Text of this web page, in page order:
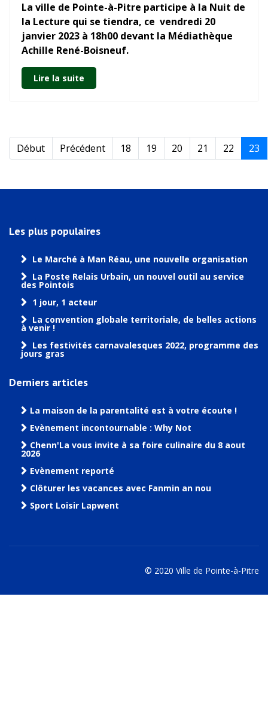
La ville de Pointe-à-Pitre participe à la Nuit de
la Lecture qui se tiendra, ce vendredi 20
janvier 2023 à 18h00 devant la Médiathèque
Achille René-Boisneuf.
Lire la suite
Début Précédent 18 19 20 21 22 23
Les plus populaires
Le Marché à Man Réau, une nouvelle organisation
La Poste Relais Urbain, un nouvel outil au service
des Pointois
1 jour, 1 acteur
La convention globale territoriale, de belles actions
à venir !
Les festivités carnavalesques 2022, programme des
jours gras
Derniers articles
La maison de la parentalité est à votre écoute !
Evènement incontournable : Why Not
Chenn'La vous invite à sa foire culinaire du 8 aout
2026
Evènement reporté
Clôturer les vacances avec Fanmin an nou
Sport Loisir Lapwent
© 2020 Ville de Pointe-à-Pitre